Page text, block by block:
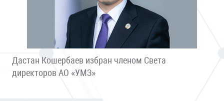
Дастан Кошербаев избран членом Света
директоров АО «УМЗ»